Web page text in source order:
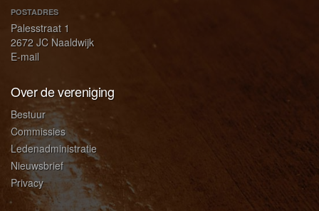
POSTADRES
Palesstraat 1
2672 JC Naaldwijk
E-mail
Over de vereniging
Bestuur
Commissies
Ledenadministratie
Nieuwsbrief
Privacy